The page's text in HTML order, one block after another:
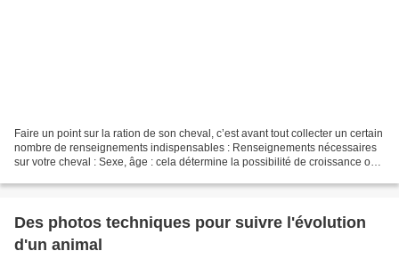
Faire un point sur la ration de son cheval, c’est avant tout collecter un certain
nombre de renseignements indispensables : Renseignements nécessaires
sur votre cheval : Sexe, âge : cela détermine la possibilité de croissance ou
Des photos techniques pour suivre l'évolution
d'un animal